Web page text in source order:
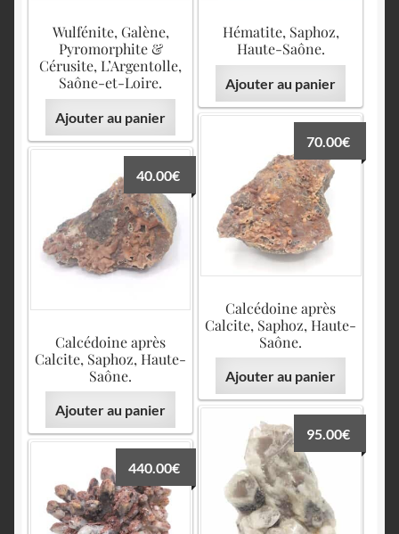
Wulfénite, Galène,
Pyromorphite &
Cérusite, L’Argentolle,
Saône-et-Loire.
Ajouter au panier
Hématite, Saphoz,
Haute-Saône.
Ajouter au panier
Calcédoine après
Calcite, Saphoz, Haute-
Saône.
70.00€
Ajouter au panier
Calcédoine après
Calcite, Saphoz, Haute-
Saône.
40.00€
Ajouter au panier
95.00€
440.00€